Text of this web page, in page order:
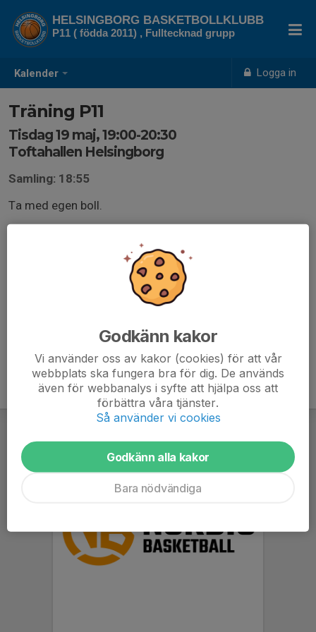
Kalender Logga in
HELSINGBORG BASKETBOLLKLUBB
P11 ( födda 2011) , Fulltecknad grupp
Träning P11
Tisdag 19 maj, 19:00-20:30
Toftahallen Helsingborg
Samling: 18:55
Ta med egen boll.
Godkänn kakor
Vi använder oss av kakor (cookies) för att vår
webbplats ska fungera bra för dig. De används
även för webbanalys i syfte att hjälpa oss att
förbättra våra tjänster.
Så använder vi cookies
Godkänn alla kakor
Bara nödvändiga